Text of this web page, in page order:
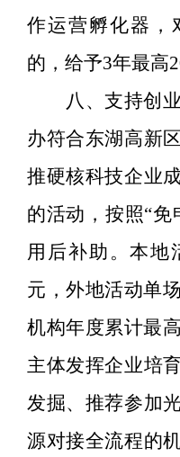
作运营孵化器，
的，给予3年最高
八 、支持创
办符合东湖高新
推硬核科技企业
的活动， 按照“免
用后补助。本地
元，外地活动单
机构年度累计最
主体发挥企业培
发掘、推荐参加
源对接全流程的